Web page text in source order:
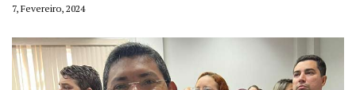
7, Fevereiro, 2024